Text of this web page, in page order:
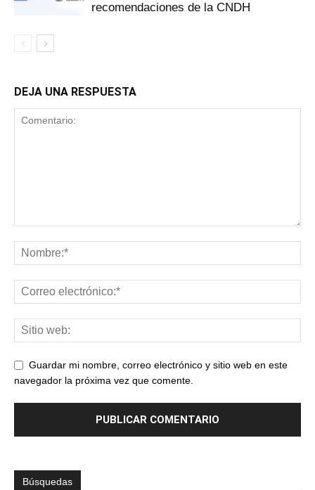
recomendaciones de la CNDH
DEJA UNA RESPUESTA
Guardar mi nombre, correo electrónico y sitio web en este
navegador la próxima vez que comente.
Búsquedas